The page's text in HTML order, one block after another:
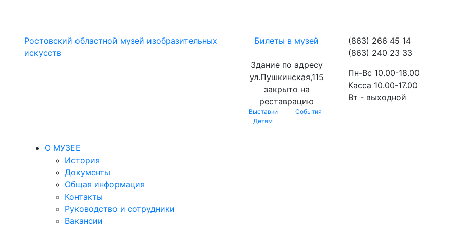
Ростовский областной музей изобразительных
искусств
Билеты в музей
Здание по адресу
ул.Пушкинская,115
закрыто на
реставрацию
Выставки
События
Детям
(863) 266 45 14
(863) 240 23 33
Пн-Вс 10.00-18.00
Касса 10.00-17.00
Вт - выходной
О МУЗЕЕ
История
Документы
Общая информация
Контакты
Руководство и сотрудники
Вакансии